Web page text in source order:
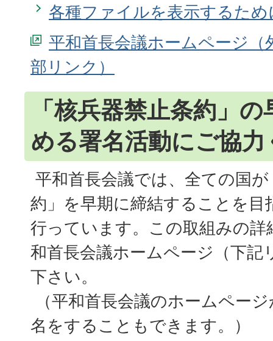
各種ファイルを表示するため
平和首長会議ホームページ（
「核兵器禁止条約」
める署名活動にご協
平和首長会議では、全ての国
約」を早期に締結することを目
行っています。この取組みの詳
和首長会議ホームページ（下記
下さい。
（平和首長会議のホームペー
名をすることもできます。）